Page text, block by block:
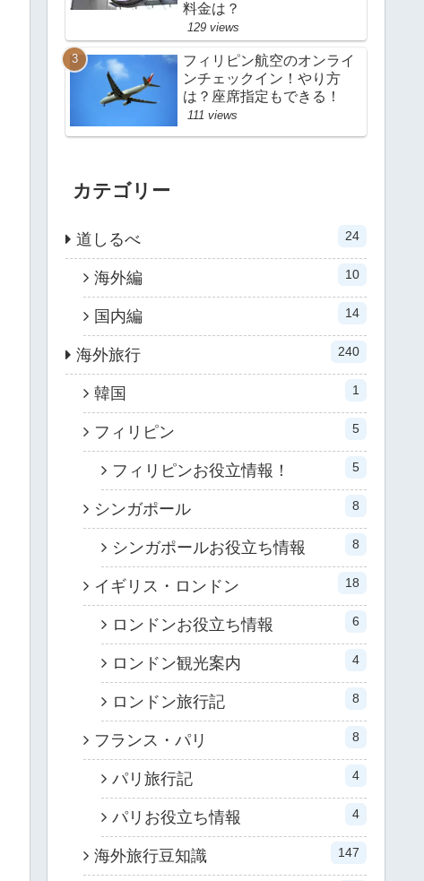
料金は？
129 views
フィリピン航空のオンライ
ンチェックイン！やり方
は？座席指定もできる！
111 views
カテゴリー
道しるべ 24
海外編 10
国内編 14
海外旅行 240
韓国 1
フィリピン 5
フィリピンお役立情報！ 5
シンガポール 8
シンガポールお役立ち情報 8
イギリス・ロンドン 18
ロンドンお役立ち情報 6
ロンドン観光案内 4
ロンドン旅行記 8
フランス・パリ 8
パリ旅行記 4
パリお役立ち情報 4
海外旅行豆知識 147